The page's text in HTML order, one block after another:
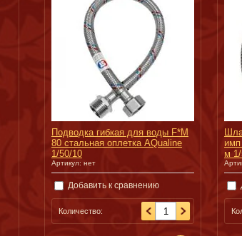
Подводка гибкая для воды F*M
80 cтальная оплетка AQualine
1/50/10
Артикул: нет
Добавить к сравнению
Количество:
м